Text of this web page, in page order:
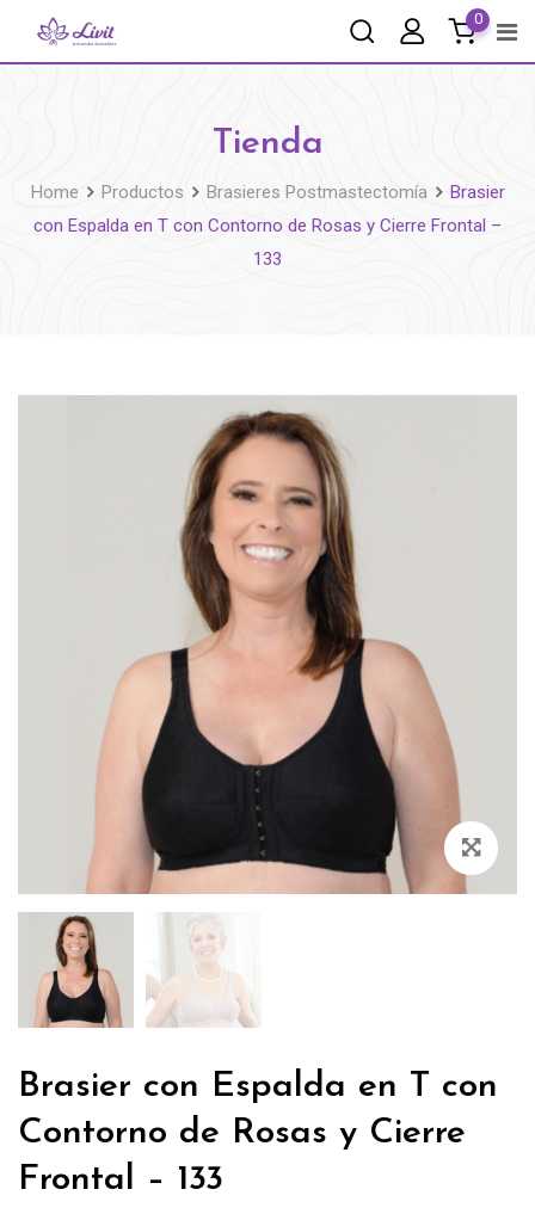
0
Tienda
Home Productos Brasieres Postmastectomía
Brasier
con Espalda en T con Contorno de Rosas y Cierre Frontal –
133
Brasier con Espalda en T con
Contorno de Rosas y Cierre
Frontal – 133